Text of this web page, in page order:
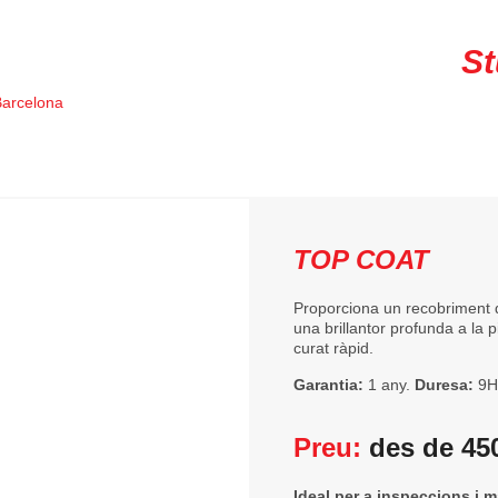
TOP COAT
Proporciona un
una brillantor profunda a la
curat ràpid.
Garantia: 1 any. Duresa: 9H
Preu: des de